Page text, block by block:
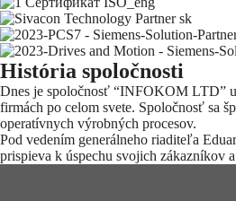
História spoločnosti
Dnes je spoločnosť “INFOKOM LTD”
firmách po celom svete. Spoločnosť sa
operatívnych výrobných procesov.
Pod vedením generálneho riaditeľa
prispieva k úspechu svojich zákazníkov